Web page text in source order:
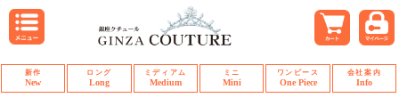
新作
New
ロング
Long
ミディアム
Medium
ミニ
Mini
ワンピース
One Piece
会社案内
Info